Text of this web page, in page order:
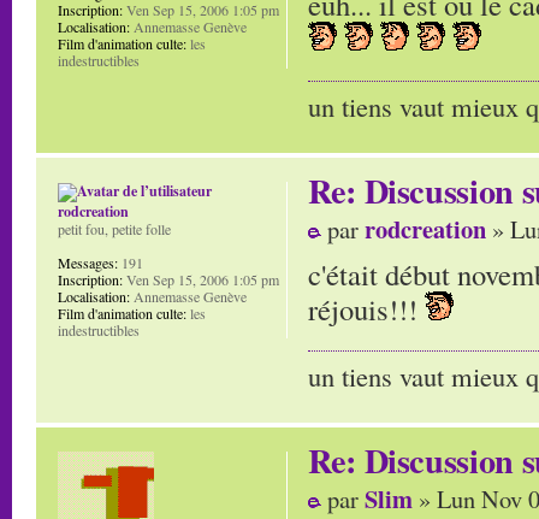
un tiens vaut mieux
Inscription:Ven Sep 15, 2006 1:05 pm
Localisation: Annemasse Genève
Film d'animation culte:les
indestructibles
Re: Discussion
parrodcreation »
c'était début
réjouis!!!
un tiens vaut mieux
rodcreation
petit fou, petite folle
Messages: 191
Inscription:Ven Sep 15, 2006 1:05 pm
Localisation: Annemasse Genève
Film d'animation culte:les
indestructibles
Re: Discussion
parSlim » Lun Nov